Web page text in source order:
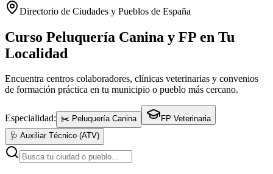
Directorio de Ciudades y Pueblos de España
Curso Peluquería Canina y FP en Tu
Localidad
Encuentra centros colaboradores, clínicas veterinarias y convenios
de formación práctica en tu municipio o pueblo más cercano.
Especialidad: ✂️ Peluquería Canina
FP Veterinaria
🩺 Auxiliar Técnico (ATV)